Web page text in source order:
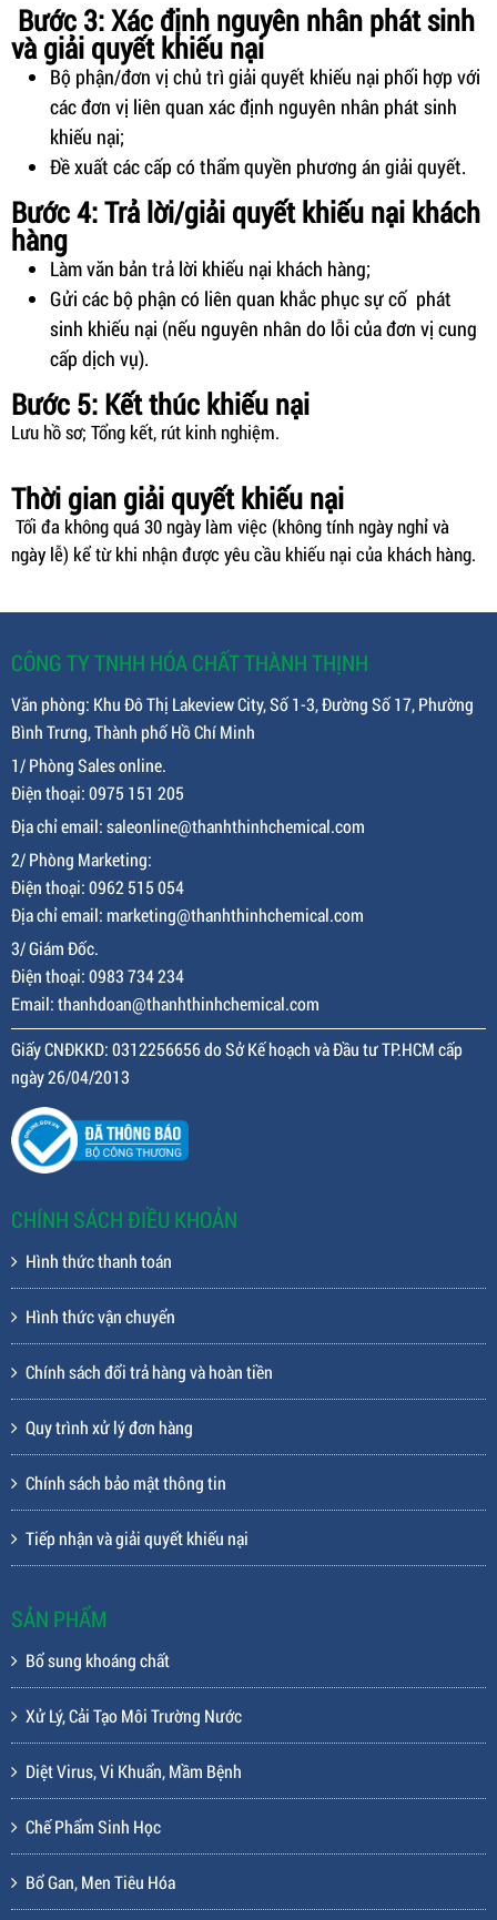
Bước 3: Xác định nguyên nhân phát sinh
và giải quyết khiếu nại
Bộ phận/đơn vị chủ trì giải quyết khiếu nại phối hợp với
các đơn vị liên quan xác định nguyên nhân phát sinh
khiếu nại;
Đề xuất các cấp có thẩm quyền phương án giải quyết.
Bước 4: Trả lời/giải quyết khiếu nại khách
hàng
Làm văn bản trả lời khiếu nại khách hàng;
Gửi các bộ phận có liên quan khắc phục sự cố phát
sinh khiếu nại (nếu nguyên nhân do lỗi của đơn vị cung
cấp dịch vụ).
Bước 5: Kết thúc khiếu nại
Lưu hồ sơ; Tổng kết, rút kinh nghiệm.
Thời gian giải quyết khiếu nại
Tối đa không quá 30 ngày làm việc (không tính ngày nghỉ và
ngày lễ) kể từ khi nhận được yêu cầu khiếu nại của khách hàng.
CÔNG TY TNHH HÓA CHẤT THÀNH THỊNH
Văn phòng: Khu Đô Thị Lakeview City, Số 1-3, Đường Số 17, Phường
Bình Trưng, Thành phố Hồ Chí Minh
1/ Phòng Sales online.
Điện thoại: 0975 151 205
Địa chỉ email: saleonline@thanhthinhchemical.com
2/ Phòng Marketing:
Điện thoại: 0962 515 054
Địa chỉ email: marketing@thanhthinhchemical.com
3/ Giám Đốc.
Điện thoại: 0983 734 234
Email: thanhdoan@thanhthinhchemical.com
Giấy CNĐKKD: 0312256656 do Sở Kế hoạch và Đầu tư TP.HCM cấp
ngày 26/04/2013
CHÍNH SÁCH ĐIỀU KHOẢN
Hình thức thanh toán
Hình thức vận chuyển
Chính sách đổi trả hàng và hoàn tiền
Quy trình xử lý đơn hàng
Chính sách bảo mật thông tin
Tiếp nhận và giải quyết khiếu nại
SẢN PHẨM
Bổ sung khoáng chất
Xử Lý, Cải Tạo Môi Trường Nước
Diệt Virus, Vi Khuẩn, Mầm Bệnh
Chế Phẩm Sinh Học
Bổ Gan, Men Tiêu Hóa